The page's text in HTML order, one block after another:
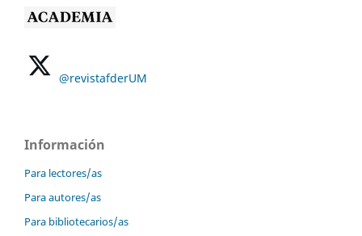
@revistafderUM
Información
Para lectores/as
Para autores/as
Para bibliotecarios/as